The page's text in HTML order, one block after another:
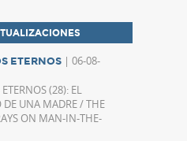
ETERNOS | 06-08-
ETERNOS (28): EL
DE UNA MADRE / THE
ON MAN-IN-THE-